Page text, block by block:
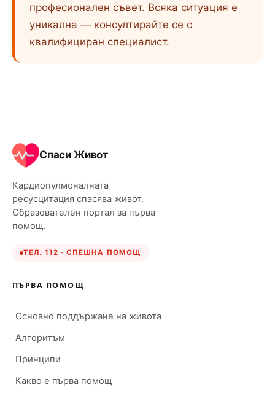
професионален съвет. Всяка ситуация е
уникална — консултирайте се с
квалифициран специалист.
Спаси Живот
Кардиопулмоналната
ресусцитация спасява живот.
Образователен портал за първа
помощ.
ТЕЛ. 112 · СПЕШНА ПОМОЩ
ПЪРВА ПОМОЩ
Основно поддържане на живота
Алгоритъм
Принципи
Какво е първа помощ